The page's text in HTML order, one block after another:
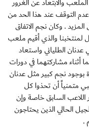
التوقف عند هذا الحد من
المزيد . وكان نجم الاتفاق
لمنتخبنا والذي أقيم ملعب
الطلياني واستعاد
أثناء مشاركتهما في دورات
بوجود نجم كبير مثل عدنان
متمنياً أن تحذوا كل
اللاعب السابق خاصة وإن
الحالي الذين يحتاجون
.